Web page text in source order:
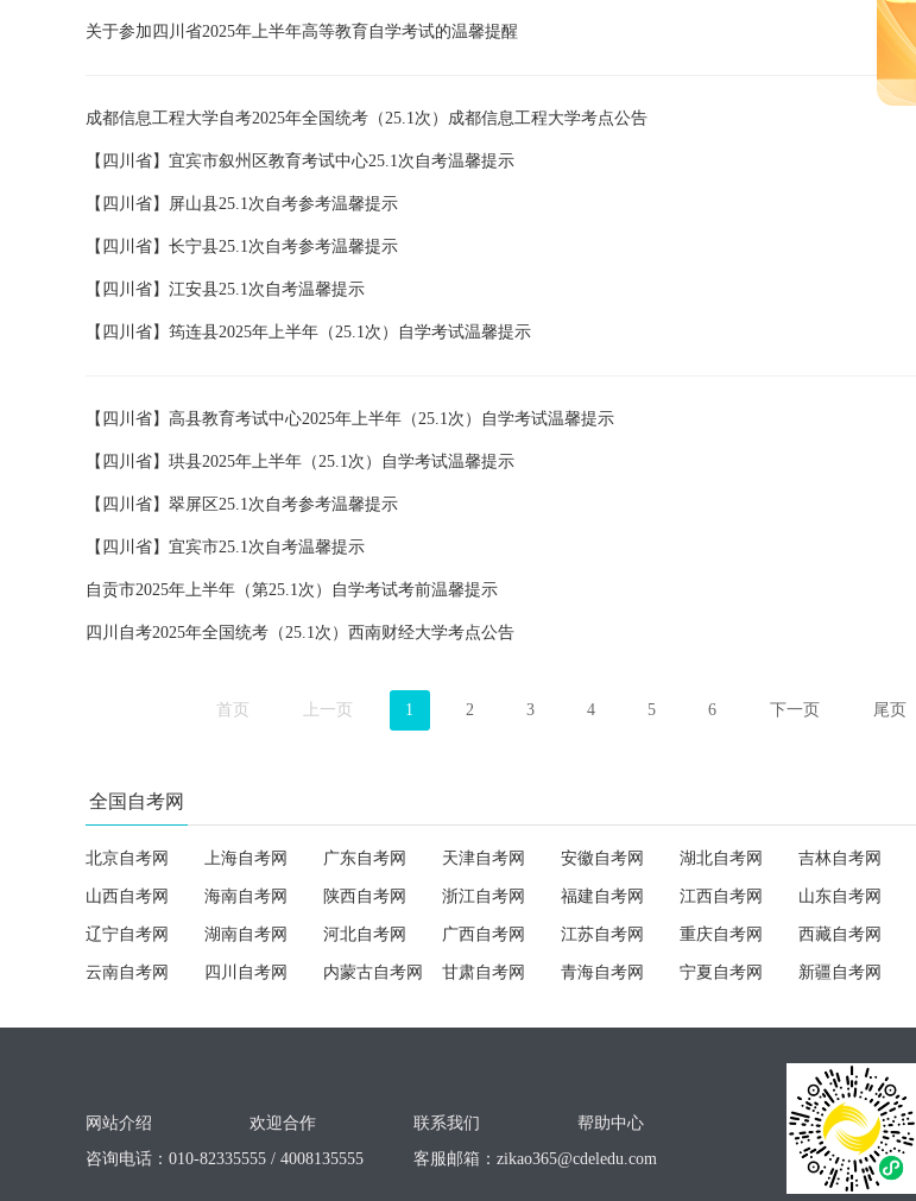
关于参加四川省2025年上半年高等教育自学考试的温馨提醒
成都信息工程大学自考2025年全国统考（25.1次）成都信息工程大学考点公告
【四川省】宜宾市叙州区教育考试中心25.1次自考温馨提示
【四川省】屏山县25.1次自考参考温馨提示
【四川省】长宁县25.1次自考参考温馨提示
【四川省】江安县25.1次自考温馨提示
【四川省】筠连县2025年上半年（25.1次）自学考试温馨提示
【四川省】高县教育考试中心2025年上半年（25.1次）自学考试温馨提示
【四川省】珙县2025年上半年（25.1次）自学考试温馨提示
【四川省】翠屏区25.1次自考参考温馨提示
【四川省】宜宾市25.1次自考温馨提示
自贡市2025年上半年（第25.1次）自学考试考前温馨提示
四川自考2025年全国统考（25.1次）西南财经大学考点公告
首页 上一页 1 2 3 4 5 6 下一页 尾页
全国自考网
北京自考网 上海自考网 广东自考网 天津自考网 安徽自考网 湖北自考网 吉林自考网
山西自考网 海南自考网 陕西自考网 浙江自考网 福建自考网 江西自考网 山东自考网
辽宁自考网 湖南自考网 河北自考网 广西自考网 江苏自考网 重庆自考网 西藏自考网
云南自考网 四川自考网 内蒙古自考网 甘肃自考网 青海自考网 宁夏自考网 新疆自考网
网站介绍 欢迎合作 联系我们
帮助中心
咨询电话：010-82335555 / 4008135555
客服邮箱： zikao365@cdeledu.com